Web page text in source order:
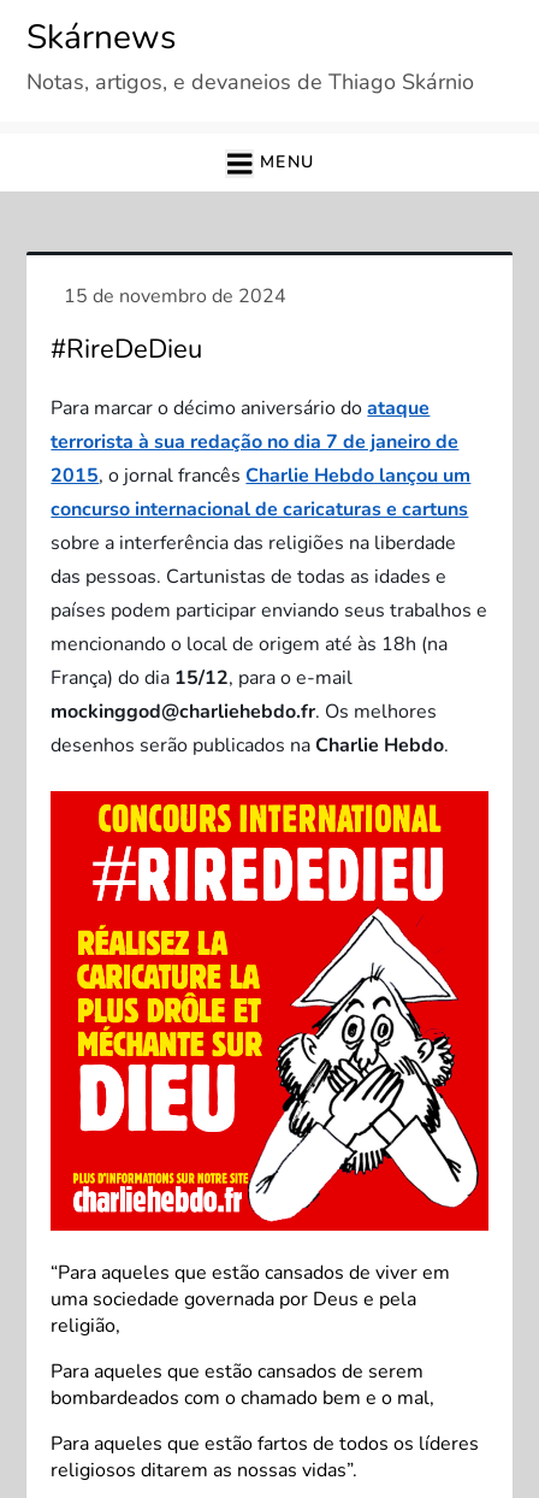
content
Skárnews
Notas, artigos, e devaneios de Thiago Skárnio
MENU
#RireDeDieu
Para marcar o décimo aniversário doataque
terrorista à sua redação no dia 7 de janeiro de
2015, o jornal francêsCharlie Hebdo lançou um
concurso internacional de caricaturas e cartuns
sobre a interferência das religiões na liberdade
das pessoas. Cartunistas de todas as idades e
países podem participar enviando seus trabalhos e
mencionando o local de origem até às 18h (na
França) do dia 15/12, para o e-mail
mockinggod@charliehebdo.fr. Os melhores
desenhos serão publicados naCharlie Hebdo.
“Para aqueles que estão cansados de viver em
uma sociedade governada por Deus e pela
religião,
Para aqueles que estão cansados de serem
bombardeados com o chamado bem e o mal,
Para aqueles que estão fartos de todos os líderes
religiosos ditarem as nossas vidas”.